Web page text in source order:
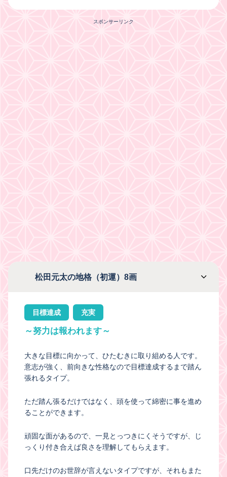
スポンサーリンク
松田元太の地格（初運）8画
目標達成 充実
～努力は報われます～
大きな目標に向かって、ひたむきに取り組める人です。
意志が強く、前向きな性格なので目標達成するまで踏ん
張れるタイプ。
ただ踏ん張るだけではなく、頭を使って綿密に事を進め
ることができます。
頑固な面があるので、一見とっつきにくそうですが、じ
っくり付き合えば良さを理解してもらえます。
口先だけのお世辞が言えないタイプですが、それもまた